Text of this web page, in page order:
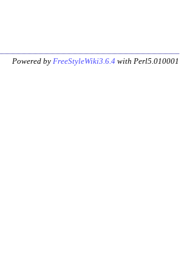
Powered by FreeStyleWiki3.6.4 with Perl5.010001